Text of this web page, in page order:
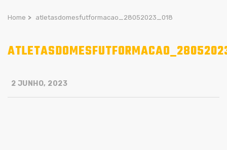
Home > atletasdomesfutformacao_28052023_018
2 JUNHO, 2023